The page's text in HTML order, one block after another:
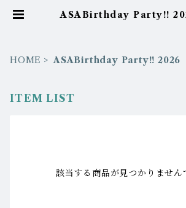
ASABirthday Party!!
HOME ASABirthday Party!! 2026
ITEM LIST
該当する商品が見つかりません